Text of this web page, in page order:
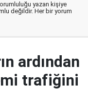
yazan kişiye
değildir. Her bir yorum
ardından
trafiğini